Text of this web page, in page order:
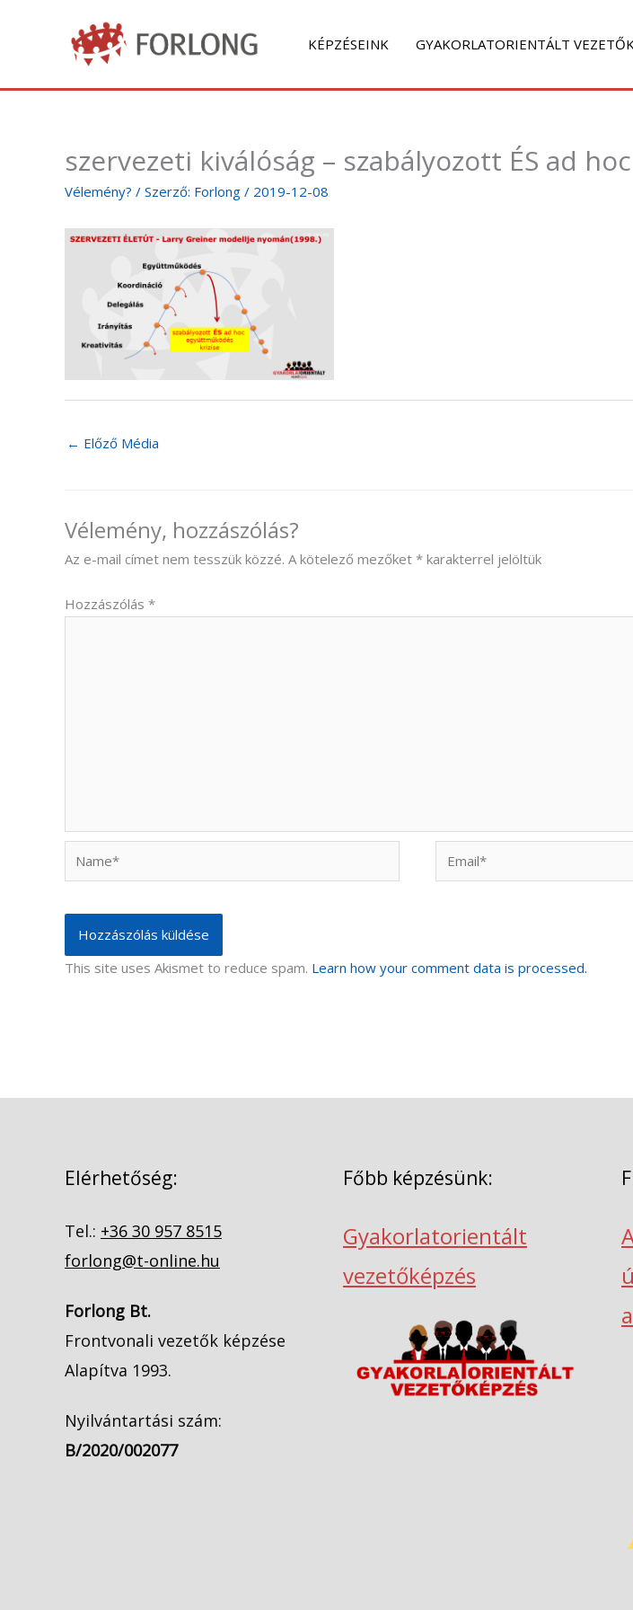
KÉPZÉSEINK GYAKORLATORIENTÁLT
szervezeti kiválóság – szabályozott ÉS ad
Vélemény? / Szerző: Forlong / 2019-12-08
← Előző Média
Vélemény, hozzászólás?
Az e-mail címet nem tesszük közzé. A kötelező mezőket * karakterrel jelöltük
Hozzászólás *
This site uses Akismet to reduce spam. Learn how your comment data is processed.
Elérhetőség:
Tel.: +36 30 957 8515
forlong@t-online.hu
Forlong Bt.
Frontvonali vezetők képzése
Alapítva 1993.
Nyilvántartási szám:
B/2020/002077
Főbb képzésünk:
Gyakorlatorientált
vezetőképzés